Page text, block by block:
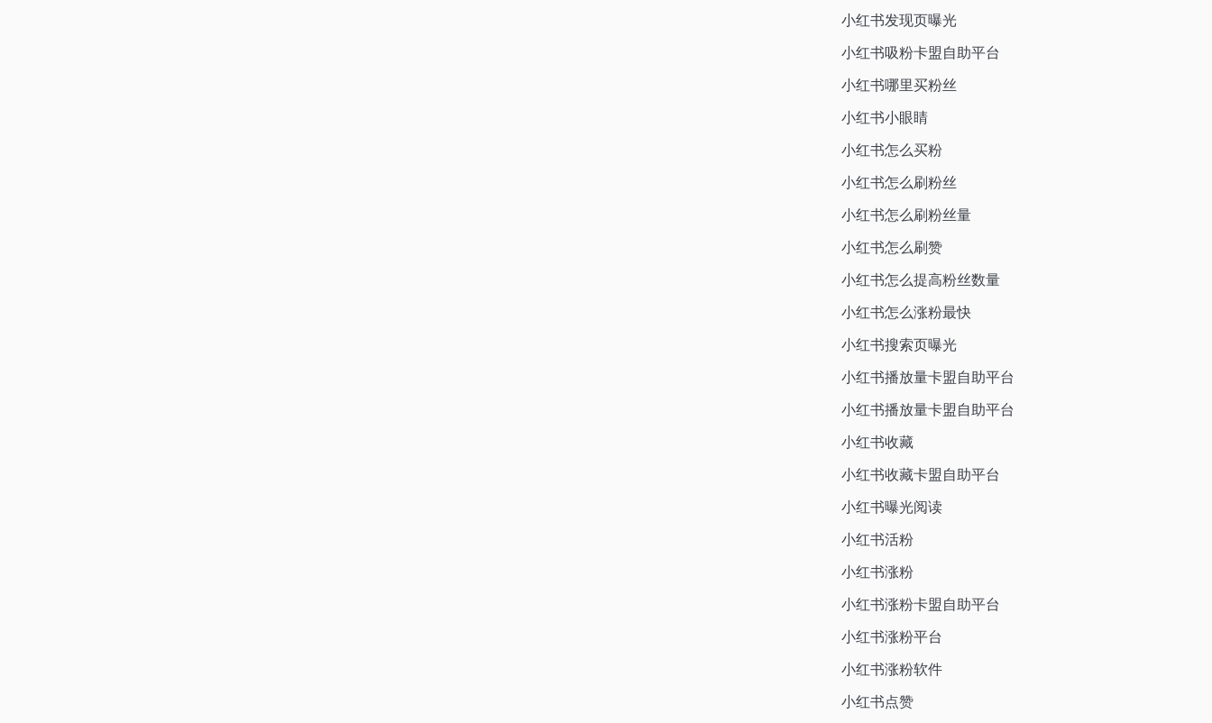
小红书发现页曝光
小红书吸粉卡盟自助平台
小红书哪里买粉丝
小红书小眼睛
小红书怎么买粉
小红书怎么刷粉丝
小红书怎么刷粉丝量
小红书怎么刷赞
小红书怎么提高粉丝数量
小红书怎么涨粉最快
小红书搜索页曝光
小红书播放量卡盟自助平台
小红书播放量卡盟自助平台
小红书收藏
小红书收藏卡盟自助平台
小红书曝光阅读
小红书活粉
小红书涨粉
小红书涨粉卡盟自助平台
小红书涨粉平台
小红书涨粉软件
小红书点赞